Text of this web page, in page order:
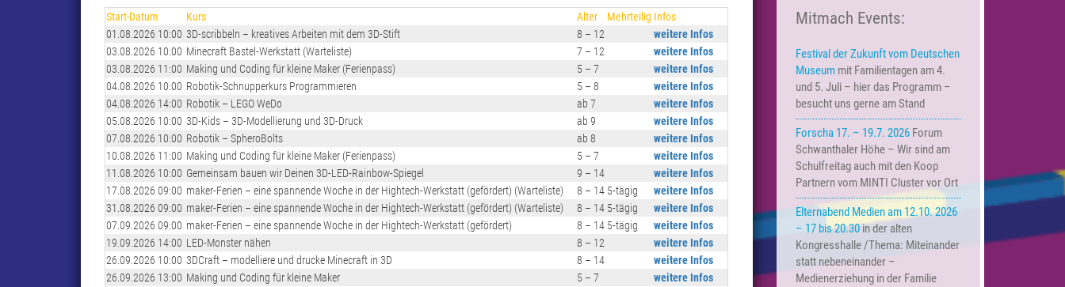
Start-Datum Kurs Alter Mehrteilig Infos
01.08.2026 10:00 3D-scribbeln – kreatives Arbeiten mit dem 3D-Stift 8 – 12
weitere Infos
03.08.2026 10:00 Minecraft Bastel-Werkstatt (Warteliste) 7 – 12
weitere Infos
03.08.2026 11:00 Making und Coding für kleine Maker (Ferienpass) 5 – 7
weitere Infos
04.08.2026 10:00 Robotik-Schnupperkurs Programmieren 5 – 8
weitere Infos
04.08.2026 14:00 Robotik – LEGO WeDo ab 7
weitere Infos
05.08.2026 10:00 3D-Kids – 3D-Modellierung und 3D-Druck ab 9
weitere Infos
07.08.2026 10:00 Robotik – SpheroBolts ab 8
weitere Infos
10.08.2026 11:00 Making und Coding für kleine Maker (Ferienpass) 5 – 7
weitere Infos
11.08.2026 10:00 Gemeinsam bauen wir Deinen 3D-LED-Rainbow-Spiegel 9 – 14
weitere Infos
17.08.2026 09:00 maker-Ferien – eine spannende Woche in der Hightech-Werkstatt (gefördert) (Warteliste) 8 – 14 5-tägig
weitere Infos
31.08.2026 09:00 maker-Ferien – eine spannende Woche in der Hightech-Werkstatt (gefördert) (Warteliste) 8 – 14 5-tägig
weitere Infos
07.09.2026 09:00 maker-Ferien – eine spannende Woche in der Hightech-Werkstatt (gefördert) 8 – 14 5-tägig
weitere Infos
19.09.2026 14:00 LED-Monster nähen 8 – 12
weitere Infos
26.09.2026 10:00 3DCraft – modelliere und drucke Minecraft in 3D 8 – 14
weitere Infos
26.09.2026 13:00 Making und Coding für kleine Maker 5 – 7
weitere Infos
Mitmach Events:
Festival der Zukunft vom Deutschen
Museummit Familientagen am 4.
und 5. Juli – hier das Programm –
besucht uns gerne am Stand
Forscha 17. – 19.7. 2026Forum
Schwanthaler Höhe – Wir sind am
Schulfreitag auch mit den Koop
Partnern vom MINTI Cluster vor Ort
Elternabend Medien am 12.10. 2026
– 17 bis 20.30in der alten
Kongresshalle /Thema: Miteinander
statt nebeneinander –
Medienerziehung in der Familie